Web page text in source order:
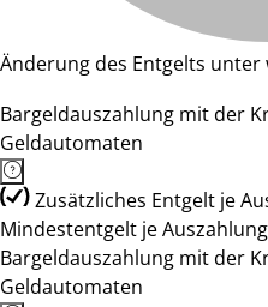
Änderung des Entgelts
Bargeldauszahlung mit der
Geldautomaten
Zusätzliches Entgelt je
Mindestentgelt je
Bargeldauszahlung mit der
Geldautomaten